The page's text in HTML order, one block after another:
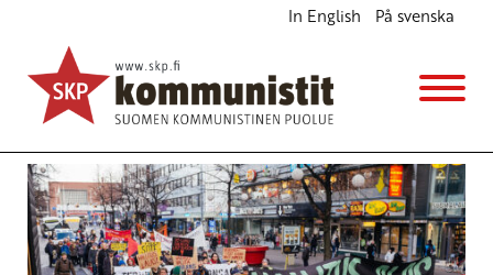
In English På svenska
Hallitus alas, palkat ylös!
Kannanotot
Avainsanat:ay-liike,hallitus,joukkovoima